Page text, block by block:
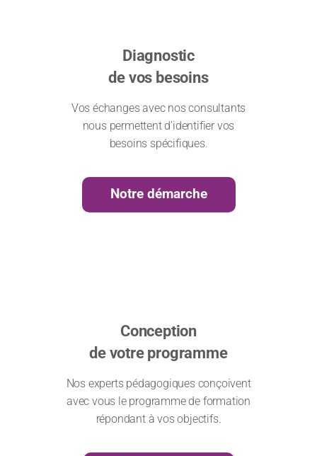
Diagnostic
de vos besoins
Vos échanges avec nos consultants
nous permettent d’identifier vos
besoins spécifiques.
Notre démarche
Conception
de votre programme
Nos experts pédagogiques conçoivent
avec vous le programme de formation
répondant à vos objectifs.